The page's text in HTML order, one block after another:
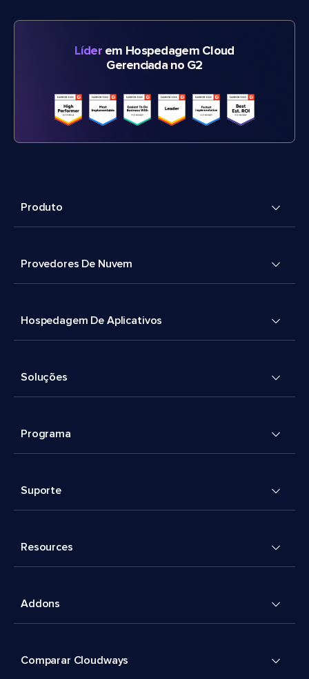
Líderem Hospedagem Cloud
Gerenciada no G2
Produto
Provedores De Nuvem
Hospedagem De Aplicativos
Soluções
Programa
Suporte
Resources
Addons
Comparar Cloudways